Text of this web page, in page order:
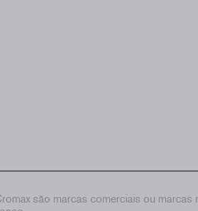
são marcas comerciais ou